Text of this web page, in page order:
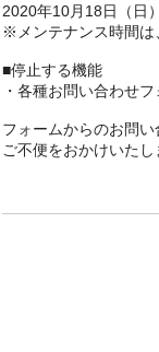
2020年10月18日（日
※メンテナンス時間は
■停止する機能
・各種お問い合わせフ
フォームからのお問
ご不便をおかけいた